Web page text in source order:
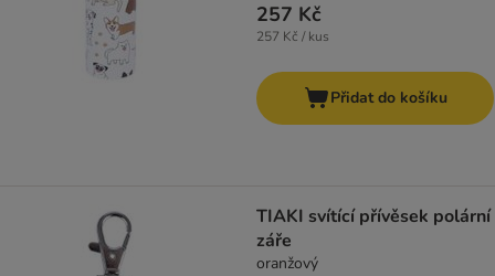
257 Kč
257 Kč / kus
Přidat do košíku
TIAKI svítící přívěsek polární
záře
oranžový